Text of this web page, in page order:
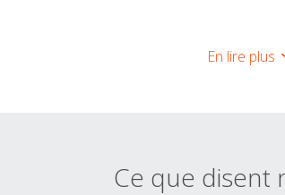
En lire plus
Ce que disent